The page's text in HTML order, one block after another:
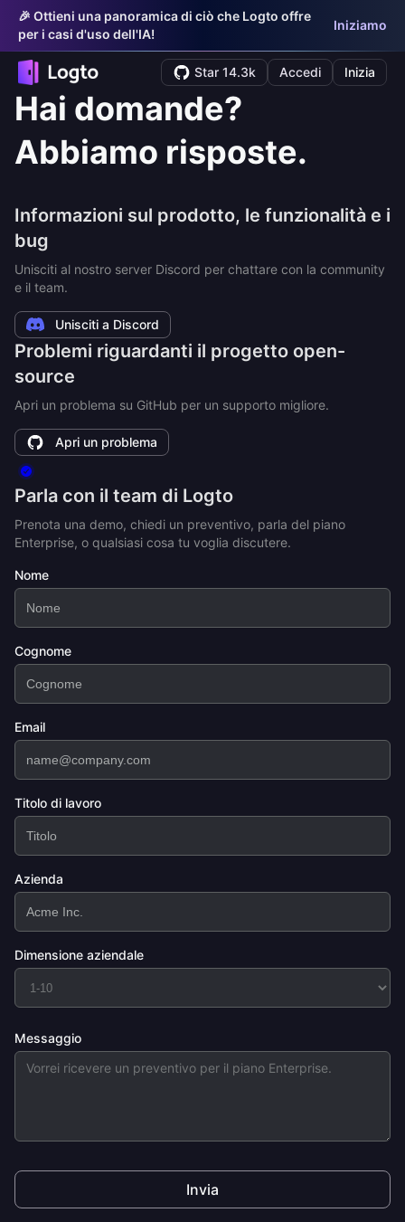
🎉 Ottieni una panoramica di ciò che Logto offre
per i casi d'uso dell'IA!
Iniziamo
Star 14.3k Accedi Inizia
Hai domande?
Abbiamo risposte.
Informazioni sul prodotto, le funzionalità e i
bug
Unisciti al nostro server Discord per chattare con la community
e il team.
Unisciti a Discord
Problemi riguardanti il progetto open-
source
Apri un problema su GitHub per un supporto migliore.
Apri un problema
Parla con il team di Logto
Prenota una demo, chiedi un preventivo, parla del piano
Enterprise, o qualsiasi cosa tu voglia discutere.
Nome
Cognome
Email
Titolo di lavoro
Azienda
Dimensione aziendale
Messaggio
Invia